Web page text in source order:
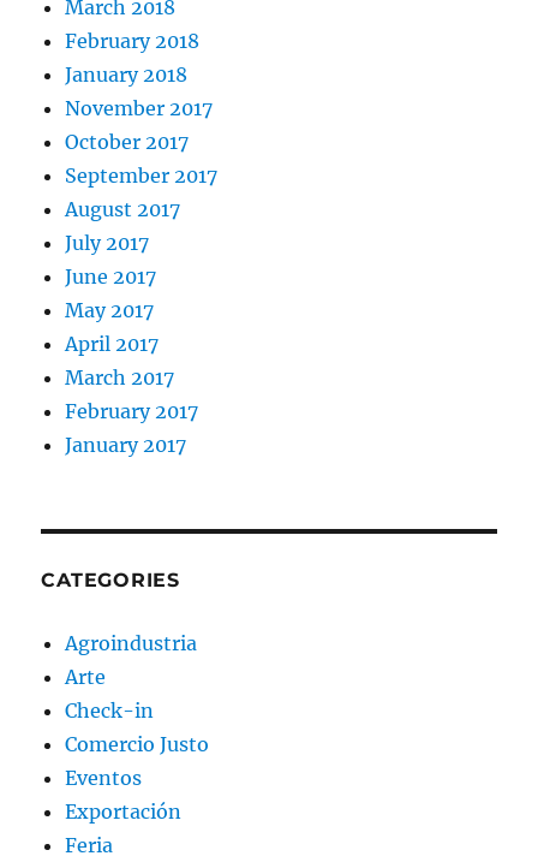
March 2018
February 2018
January 2018
November 2017
October 2017
September 2017
August 2017
July 2017
June 2017
May 2017
April 2017
March 2017
February 2017
January 2017
CATEGORIES
Agroindustria
Arte
Check-in
Comercio Justo
Eventos
Exportación
Feria